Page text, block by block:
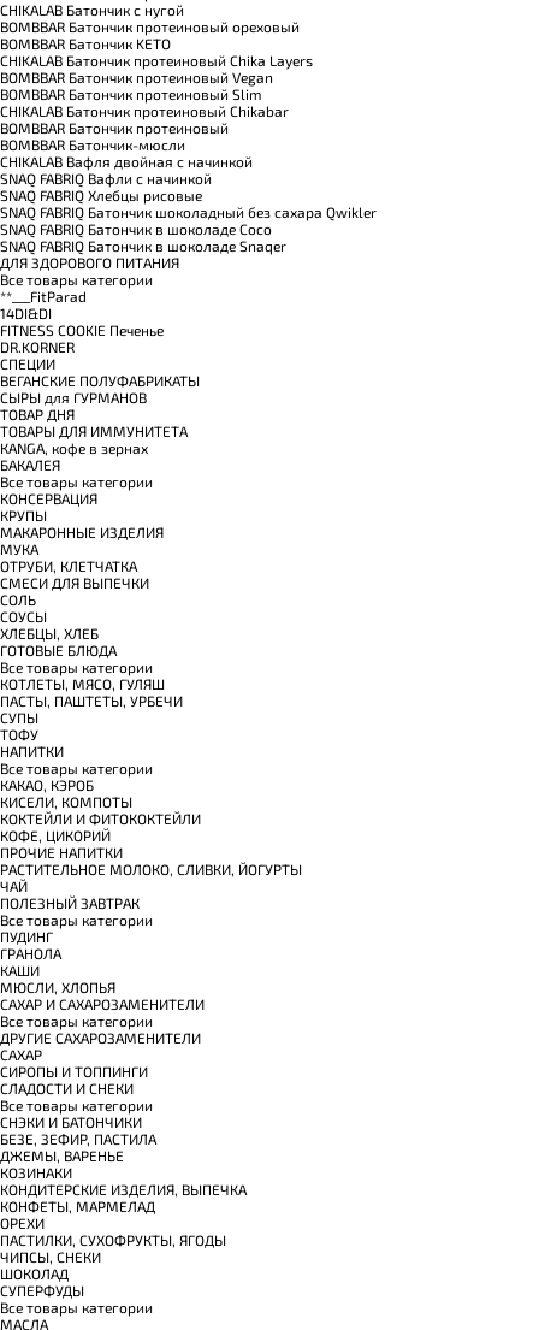
CHIKALAB Батончик с нугой
BOMBBAR Батончик протеиновый ореховый
BOMBBAR Батончик KETO
CHIKALAB Батончик протеиновый Chika Layers
BOMBBAR Батончик протеиновый Vegan
BOMBBAR Батончик протеиновый Slim
CHIKALAB Батончик протеиновый Chikabar
BOMBBAR Батончик протеиновый
BOMBBAR Батончик-мюсли
CHIKALAB Вафля двойная с начинкой
SNAQ FABRIQ Вафли с начинкой
SNAQ FABRIQ Хлебцы рисовые
SNAQ FABRIQ Батончик шоколадный без сахара Qwikler
SNAQ FABRIQ Батончик в шоколаде Coco
SNAQ FABRIQ Батончик в шоколаде Snaqer
ДЛЯ ЗДОРОВОГО ПИТАНИЯ
Все товары категории
**___FitParad
14DI&DI
FITNESS COOKIE Печенье
DR.KORNER
СПЕЦИИ
ВЕГАНСКИЕ ПОЛУФАБРИКАТЫ
СЫРЫ для ГУРМАНОВ
TОВАР ДНЯ
TОВАРЫ ДЛЯ ИММУНИТЕТА
КANGA, кофе в зернах
БАКАЛЕЯ
Все товары категории
КОНСЕРВАЦИЯ
КРУПЫ
МАКАРОННЫЕ ИЗДЕЛИЯ
МУКА
ОТРУБИ, КЛЕТЧАТКА
СМЕСИ ДЛЯ ВЫПЕЧКИ
СОЛЬ
СОУСЫ
ХЛЕБЦЫ, ХЛЕБ
ГОТОВЫЕ БЛЮДА
Все товары категории
КОТЛЕТЫ, МЯСО, ГУЛЯШ
ПАСТЫ, ПАШТЕТЫ, УРБЕЧИ
СУПЫ
ТОФУ
НАПИТКИ
Все товары категории
КАКАО, КЭРОБ
КИСЕЛИ, КОМПОТЫ
КОКТЕЙЛИ И ФИТОКОКТЕЙЛИ
КОФЕ, ЦИКОРИЙ
ПРОЧИЕ НАПИТКИ
РАСТИТЕЛЬНОЕ МОЛОКО, СЛИВКИ, ЙОГУРТЫ
ЧАЙ
ПОЛЕЗНЫЙ ЗАВТРАК
Все товары категории
ПУДИНГ
ГРАНОЛА
КАШИ
МЮСЛИ, ХЛОПЬЯ
САХАР И САХАРОЗАМЕНИТЕЛИ
Все товары категории
ДРУГИЕ САХАРОЗАМЕНИТЕЛИ
САХАР
СИРОПЫ И ТОППИНГИ
СЛАДОСТИ И СНЕКИ
Все товары категории
СНЭКИ И БАТОНЧИКИ
БЕЗЕ, ЗЕФИР, ПАСТИЛА
ДЖЕМЫ, ВАРЕНЬЕ
КОЗИНАКИ
КОНДИТЕРСКИЕ ИЗДЕЛИЯ, ВЫПЕЧКА
КОНФЕТЫ, МАРМЕЛАД
ОРЕХИ
ПАСТИЛКИ, СУХОФРУКТЫ, ЯГОДЫ
ЧИПСЫ, СНЕКИ
ШОКОЛАД
СУПЕРФУДЫ
Все товары категории
МАСЛА